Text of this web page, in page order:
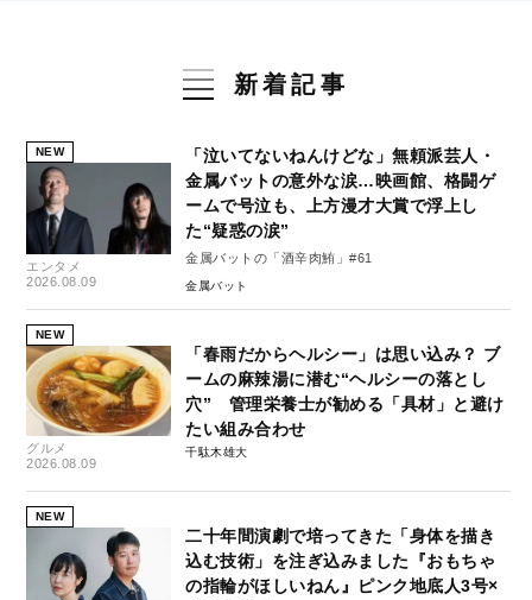
新着記事
NEW
エンタメ
2026.08.09
「泣いてないねんけどな」無頼派芸人・
金属バットの意外な涙…映画館、格闘ゲ
ームで号泣も、上方漫才大賞で浮上し
た“疑惑の涙”
金属バットの「酒辛肉鮪」#61
金属バット
NEW
グルメ
2026.08.09
「春雨だからヘルシー」は思い込み？ ブ
ームの麻辣湯に潜む“ヘルシーの落とし
穴” 管理栄養士が勧める「具材」と避け
たい組み合わせ
千駄木雄大
NEW
二十年間演劇で培ってきた「身体を描き
込む技術」を注ぎ込みました『おもちゃ
の指輪がほしいねん』ピンク地底人3号×